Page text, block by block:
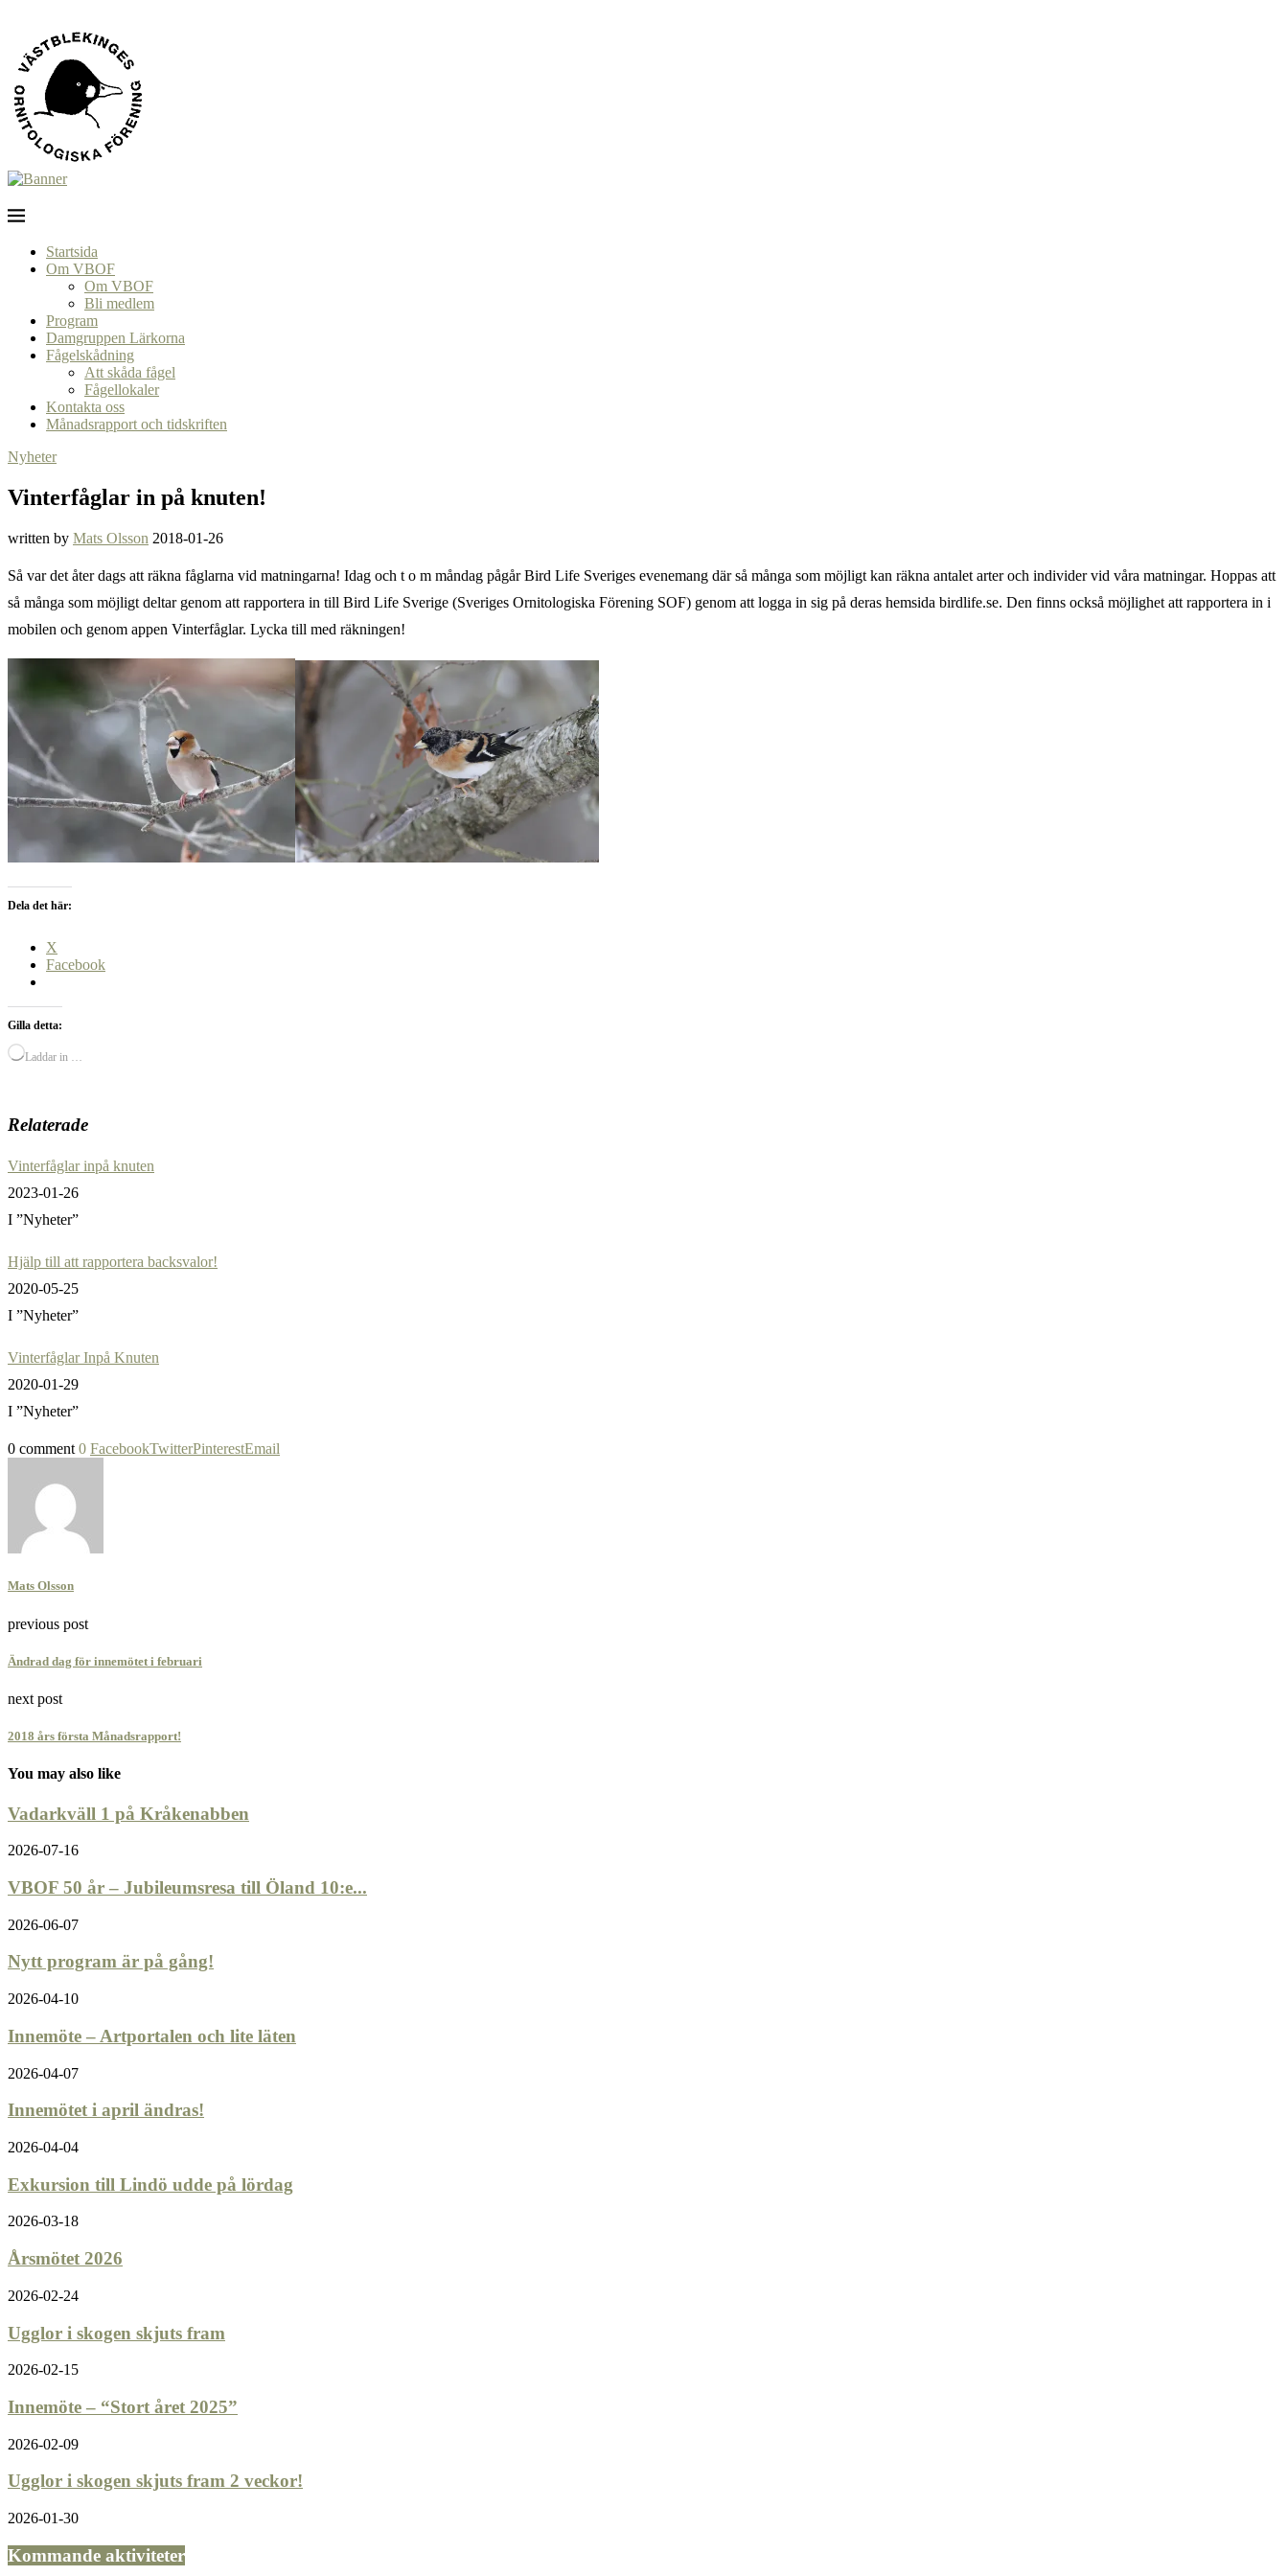
Startsida
Om VBOF
Om VBOF
Bli medlem
Program
Damgruppen Lärkorna
Fågelskådning
Att skåda fågel
Fågellokaler
Kontakta oss
Månadsrapport och tidskriften
Nyheter
Vinterfåglar in på knuten!
written by Mats Olsson 2018-01-26
Så var det åter dags att räkna fåglarna vid matningarna! Idag och t o m måndag pågår Bird Life Sveriges evenemang där så många som möjligt kan räkna antalet arter och individer vid våra matningar. Hoppas att
så många som möjligt deltar genom att rapportera in till Bird Life Sverige (Sveriges Ornitologiska Förening SOF) genom att logga in sig på deras hemsida birdlife.se. Den finns också möjlighet att rapportera in i
mobilen och genom appen Vinterfåglar. Lycka till med räkningen!
Dela det här:
X
Facebook
Gilla detta:
Laddar in …
Relaterade
Vinterfåglar inpå knuten
2023-01-26
I ”Nyheter”
Hjälp till att rapportera backsvalor!
2020-05-25
I ”Nyheter”
Vinterfåglar Inpå Knuten
2020-01-29
I ”Nyheter”
0 comment 0 FacebookTwitterPinterestEmail
Mats Olsson
previous post
Ändrad dag för innemötet i februari
next post
2018 års första Månadsrapport!
You may also like
Vadarkväll 1 på Kråkenabben
2026-07-16
VBOF 50 år – Jubileumsresa till Öland 10:e...
2026-06-07
Nytt program är på gång!
2026-04-10
Innemöte – Artportalen och lite läten
2026-04-07
Innemötet i april ändras!
2026-04-04
Exkursion till Lindö udde på lördag
2026-03-18
Årsmötet 2026
2026-02-24
Ugglor i skogen skjuts fram
2026-02-15
Innemöte – “Stort året 2025”
2026-02-09
Ugglor i skogen skjuts fram 2 veckor!
2026-01-30
Kommande aktiviteter